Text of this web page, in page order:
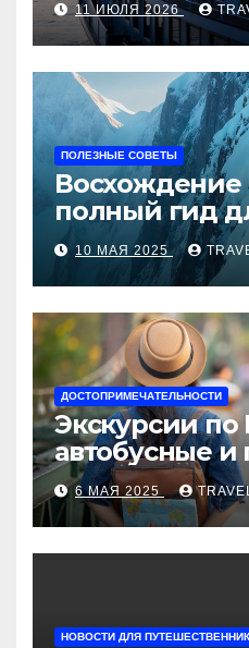
11 ИЮЛЯ 2026
ПОЛЕЗНЫЕ СОВЕТЫ
Восхождение
полный гид
покорителя
вершины
10 МАЯ 2025
ДОСТОПРИМЕЧАТЕЛЬНОСТИ
Экскурсии по
автобусные
туры от
«Казан360»
6 МАЯ 2025
НОВОСТИ ДЛЯ